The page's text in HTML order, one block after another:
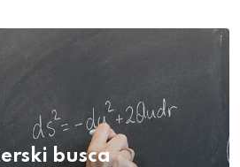
busca